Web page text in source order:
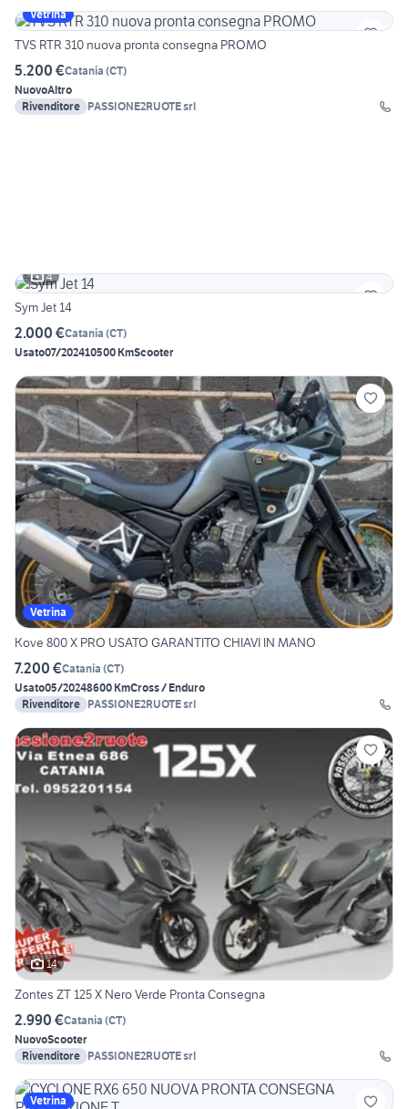
Vetrina
TVS RTR 310 nuova pronta consegna PROMO
5.200 €Catania (CT)
NuovoAltro
Rivenditore PASSIONE2RUOTE srl
4
Sym Jet 14
2.000 €Catania (CT)
Usato07/202410500 KmScooter
Vetrina
Kove 800 X PRO USATO GARANTITO CHIAVI IN MANO
7.200 €Catania (CT)
Usato05/20248600 KmCross / Enduro
Rivenditore PASSIONE2RUOTE srl
14
Zontes ZT 125 X Nero Verde Pronta Consegna
2.990 €Catania (CT)
NuovoScooter
Rivenditore PASSIONE2RUOTE srl
Vetrina